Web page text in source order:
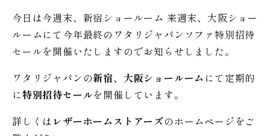
今日は今週末、新宿ショールーム 来週末、大阪ショー
ルームにて今年最終のワタリジャパンソファ特別招待
セールを開催いたしますのでお知らせしました。
ワタリジャパンの新宿、大阪ショールーム にて定期的
に特別招待セールを開催しています。
詳しくは レザーホームストアーズのホームページをご